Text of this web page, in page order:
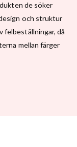
de söker
och struktur
felbeställningar, då
mellan färger